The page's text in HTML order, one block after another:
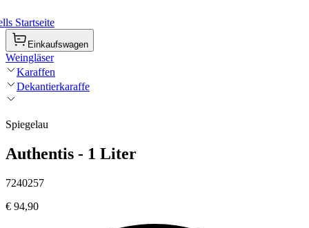
Startseite
Einkaufswagen
Weingläser
Karaffen
Dekantierkaraffe
Spiegelau
Authentis - 1 Liter
7240257
€ 94,90